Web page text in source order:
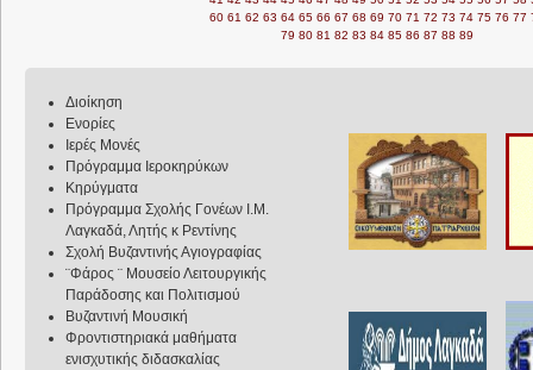
60 61 62 63 64 65 66 67 68 69 70 71 72 73 74 75 76 77
79 80 81 82 83 84 85 86 87 88 89
Διοίκηση
Ενορίες
Ιερές Μονές
Πρόγραμμα Ιεροκηρύκων
Κηρύγματα
Πρόγραμμα Σχολής Γονέων Ι.Μ.
Λαγκαδά, Λητής κ Ρεντίνης
Σχολή Βυζαντινής Αγιογραφίας
¨Φάρος ¨ Μουσείο Λειτουργικής
Παράδοσης και Πολιτισμού
Βυζαντινή Μουσική
Φροντιστηριακά μαθήματα
ενισχυτικής διδασκαλίας